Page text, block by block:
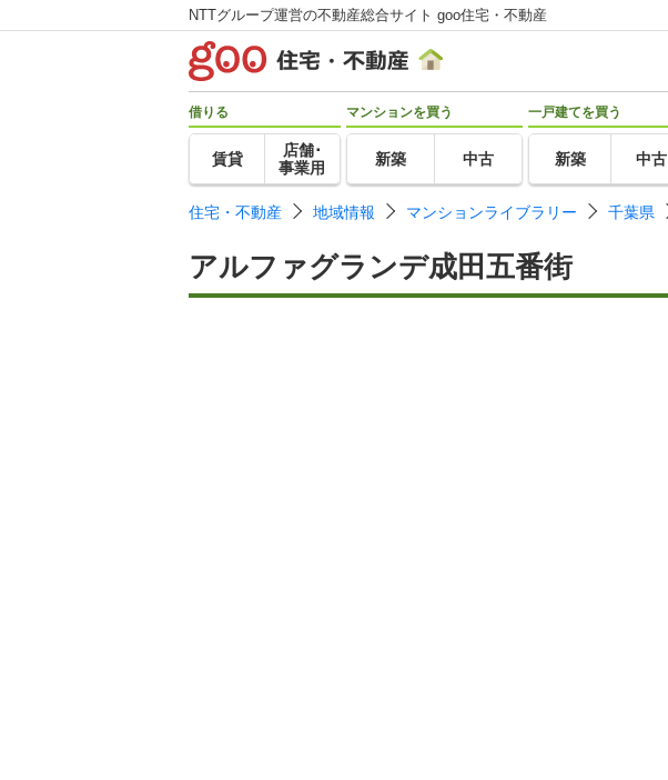
NTTグループ運営の不動産総合サイト goo住宅・不動産
借りる
賃貸
店舗･
事業用
マンションを買う
新築 中古
一戸建てを買う
新築 中古
住宅・不動産 地域情報 マンションライブラリー 千葉県
アルファグランデ成田五番街